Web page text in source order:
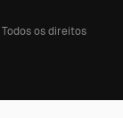
Todos os direitos